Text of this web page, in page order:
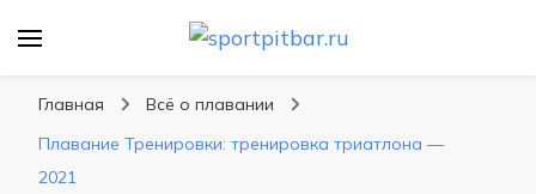
спортивных упражнения, правильные
диеты, программы тренировок
Главная
Всё о плавании
Плавание Тренировки: тренировка триатлона —
2021